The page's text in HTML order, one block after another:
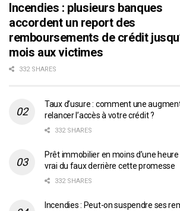
Incendies : plusieurs banques
accordent un report des
remboursements de crédit
mois aux victimes
332 SHARES
Taux d’usure : comment une
relancer l’accès à votre crédit ?
332 SHARES
Prêt immobilier en moins d’une
vrai du faux derrière cette promesse
332 SHARES
Incendies : Peut-on suspendre ses